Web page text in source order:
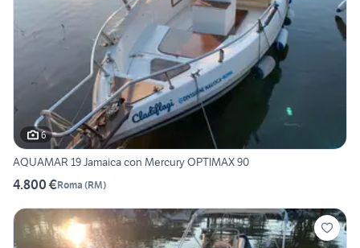
6
AQUAMAR 19 Jamaica con Mercury OPTIMAX 90
4.800 €Roma (RM)